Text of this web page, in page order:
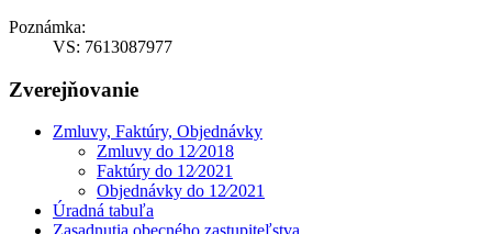
Poznámka:
VS: 7613087977
Zverejňovanie
Zmluvy, Faktúry, Objednávky
Zmluvy do 12⁄2018
Faktúry do 12⁄2021
Objednávky do 12⁄2021
Úradná tabuľa